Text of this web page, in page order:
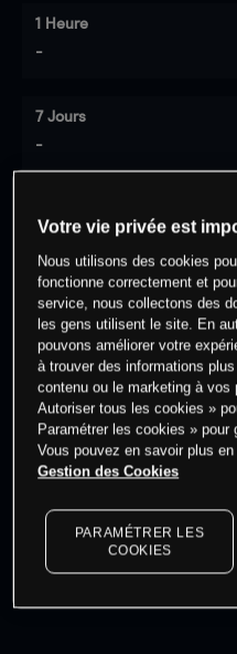
1 Heure
-
7 Jours
-
0 % des clients
cet actif
dernières données du
Votre vie privée est
Nous utilisons des cookies
fonctionne correctement et
service, nous collectons des
les gens utilisent le site. En
pouvons améliorer votre
à trouver des informations
contenu ou le marketing à
Autoriser tous les cookies »
Paramétrer les cookies » pour
Vous pouvez en savoir plus
Gestion des Cookies
PARAMÉTRER LES
COOKIES